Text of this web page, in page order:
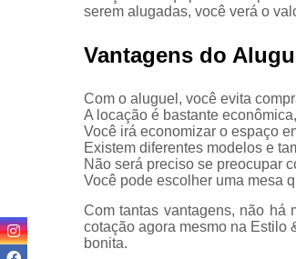
serem alugadas, você verá o
Vantagens do
Com o aluguel, você evita
A locação é bastante
Você irá economizar o espaço
Existem diferentes modelos e
Não será preciso se preocupar
Você pode escolher uma mesa
Com tantas vantagens, não há
cotação agora mesmo na Estilo
bonita.